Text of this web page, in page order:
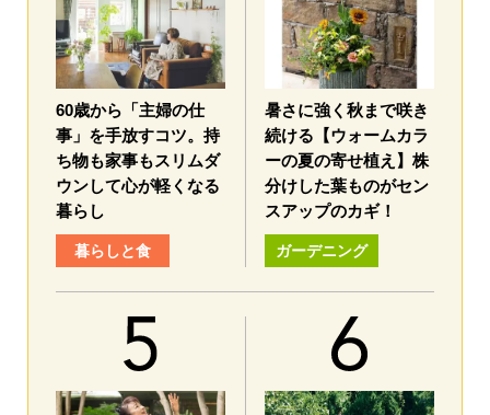
60歳から「主婦の仕
事」を手放すコツ。持
ち物も家事もスリムダ
ウンして心が軽くなる
暮らし
暮らしと食
暑さに強く秋まで咲き
続ける【ウォームカラ
ーの夏の寄せ植え】株
分けした葉ものがセン
スアップのカギ！
ガーデニング